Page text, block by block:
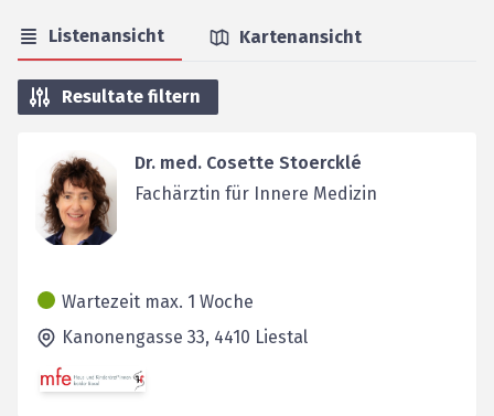
Listenansicht Kartenansicht
Resultate filtern
Dr. med. Cosette Stoercklé
Fachärztin für Innere Medizin
Wartezeit max. 1 Woche
Kanonengasse 33, 4410 Liestal